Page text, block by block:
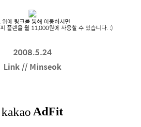
에 링크를 통해 이동하시면
플랜을 월 11,000원에 사용할 수 있습니다. :)
2008.5.24
Link // Minseok